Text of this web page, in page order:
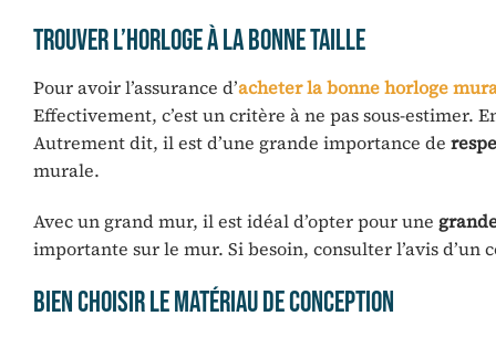
Trouver l’horloge à la bonne taille
Pour avoir l’assurance d’acheter la bonne horloge
Effectivement, c’est un critère à ne pas sous-estimer.
Autrement dit, il est d’une grande importance de
murale.
Avec un grand mur, il est idéal d’opter pour une
importante sur le mur. Si besoin, consulter l’avis
Bien choisir le matériau de conception